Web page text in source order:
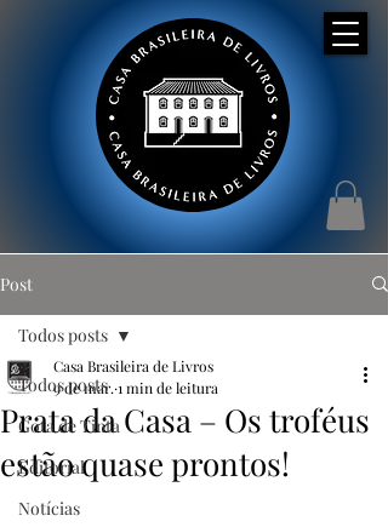
Post
Todos posts
Gota de Tinta
Editorial
Notícias
Todos posts
Prata da Casa – Os troféus
estão quase prontos!
Casa Brasileira de Livros
9 de mar. 1 min de leitura